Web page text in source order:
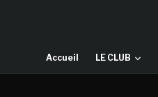
Accueil LE CLUB